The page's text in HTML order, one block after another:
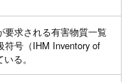
要求される有害物質一覧
符号（IHM Inventory of
る。